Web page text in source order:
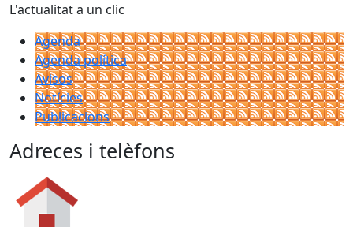
L'actualitat a un clic
Agenda
Agenda política
Avisos
Notícies
Publicacions
Adreces i telèfons